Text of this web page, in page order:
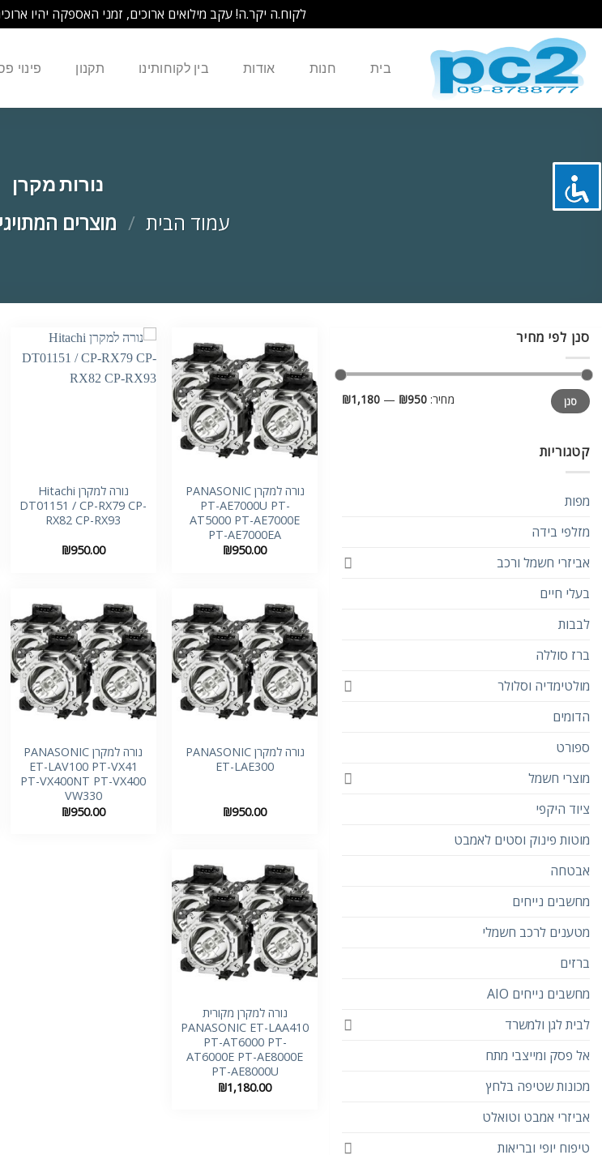
לקוח.ה יקר.ה! עקב מילואים ארוכים, זמני האספקה יהיו
content
בית חנות אודות בין לקוחותינו תקנון פינוי
נורות מקרן
עמוד הבית / מוצרים
סנן לפי מחיר
מחיר
מינימלי
מחיר
מקסימלי
סנן מחיר: ₪950
—
₪1,180
קטגוריות
מפות
מזלפי בידה
אביזרי חשמל ורכב
בעלי חיים
לבבות
ברז סוללה
מולטימדיה וסלולר
הדומים
ספורט
מוצרי חשמל
ציוד היקפי
מוטות פינוק וסטים לאמבט
אבטחה
מחשבים נייחים
מטענים לרכב חשמלי
ברזים
מחשבים נייחים AIO
לבית לגן ולמשרד
אל פסק ומייצבי מתח
מכונות שטיפה בלחץ
אביזרי אמבט וטואלט
טיפוח יופי ובריאות
נורה למקרן PANASONIC
PT-AE7000U PT-
AT5000 PT-AE7000E
PT-AE7000EA
₪950.00
נורה למקרן Hitachi
DT01151 / CP-RX79 CP-
RX82 CP-RX93
₪950.00
נורה למקרן PANASONIC
ET-LAE300
₪950.00
נורה למקרן PANASONIC
ET-LAV100 PT-VX41
PT-VX400NT PT-VX400
VW330
₪950.00
נורה למקרן מקורית
PANASONIC ET-LAA410
PT-AT6000 PT-
AT6000E PT-AE8000E
PT-AE8000U
₪1,180.00